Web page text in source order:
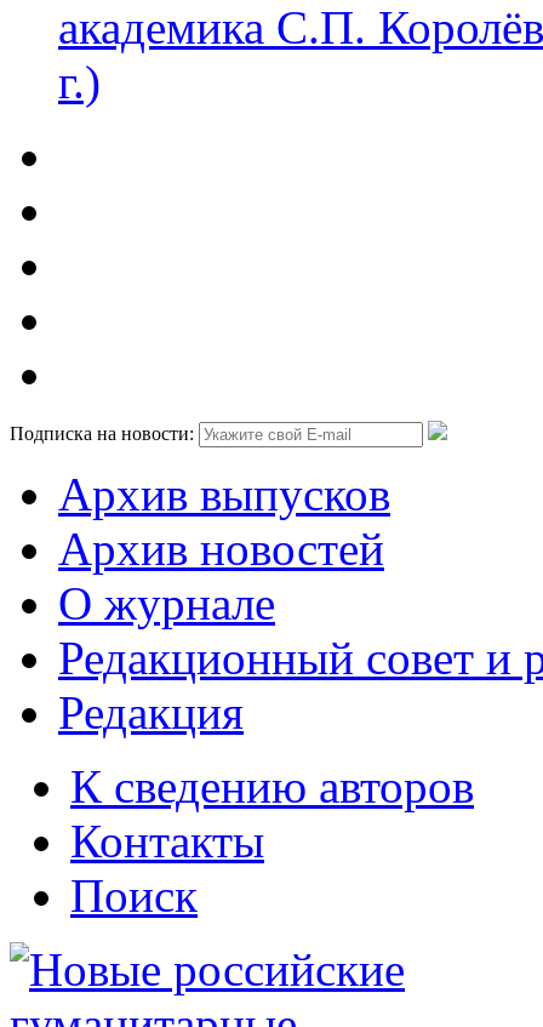
академика С.П.
г.)
Подписка на новости:
Архив выпусков
Архив новостей
О журнале
Редакционный совет и
Редакция
К сведению авторов
Контакты
Поиск